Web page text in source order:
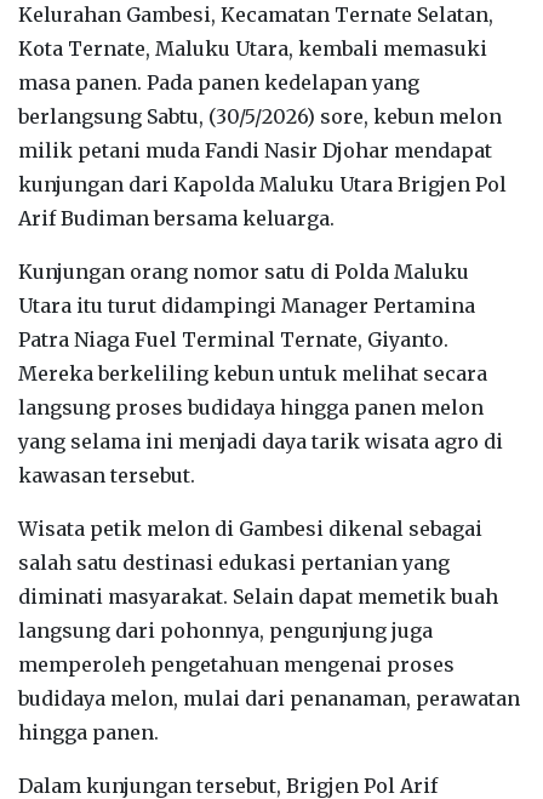
Kelurahan Gambesi, Kecamatan Ternate Selatan,
Kota Ternate, Maluku Utara, kembali memasuki
masa panen. Pada panen kedelapan yang
berlangsung Sabtu, (30/5/2026) sore, kebun melon
milik petani muda Fandi Nasir Djohar mendapat
kunjungan dari Kapolda Maluku Utara Brigjen Pol
Arif Budiman bersama keluarga.
‎Kunjungan orang nomor satu di Polda Maluku
Utara itu turut didampingi Manager Pertamina
Patra Niaga Fuel Terminal Ternate, Giyanto.
Mereka berkeliling kebun untuk melihat secara
langsung proses budidaya hingga panen melon
yang selama ini menjadi daya tarik wisata agro di
kawasan tersebut.
‎Wisata petik melon di Gambesi dikenal sebagai
salah satu destinasi edukasi pertanian yang
diminati masyarakat. Selain dapat memetik buah
langsung dari pohonnya, pengunjung juga
memperoleh pengetahuan mengenai proses
budidaya melon, mulai dari penanaman, perawatan
hingga panen.
‎Dalam kunjungan tersebut, Brigjen Pol Arif